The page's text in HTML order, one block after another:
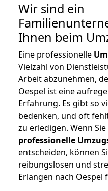
Wir sind ein
Ihnen beim
Eine professionelle
Vielzahl von
Arbeit abzunehmen,
Oespel ist eine
Erfahrung. Es gibt so
bedenken, und oft
zu erledigen. Wenn
professionelle
entscheiden, können
reibungslosen und
Erlangen nach Oespel